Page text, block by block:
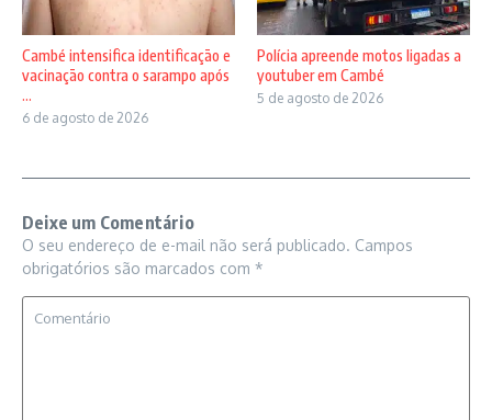
Cambé intensifica identificação e
vacinação contra o sarampo após
...
6 de agosto de 2026
Polícia apreende motos ligadas a
youtuber em Cambé
5 de agosto de 2026
Deixe um Comentário
O seu endereço de e-mail não será publicado. Campos
obrigatórios são marcados com *